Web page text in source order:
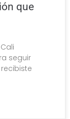
que
seguir
recibiste